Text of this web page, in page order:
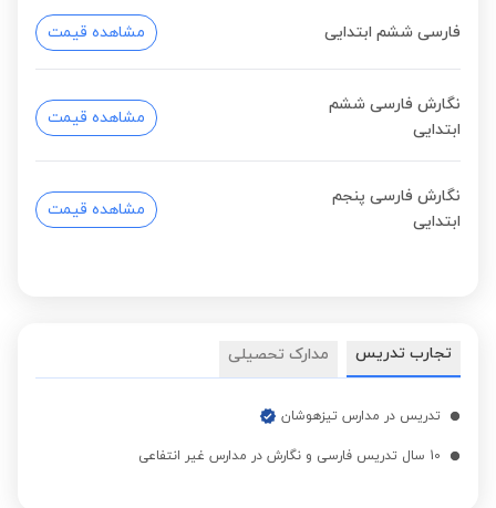
فارسی ششم ابتدایی مشاهده قیمت
نگارش فارسی ششم
ابتدایی
مشاهده قیمت
نگارش فارسی پنجم
ابتدایی
مشاهده قیمت
تجارب تدریس مدارک تحصیلی
تدریس در مدارس تیزهوشان
10 سال تدریس فارسی و نگارش در مدارس غیر انتفاعی